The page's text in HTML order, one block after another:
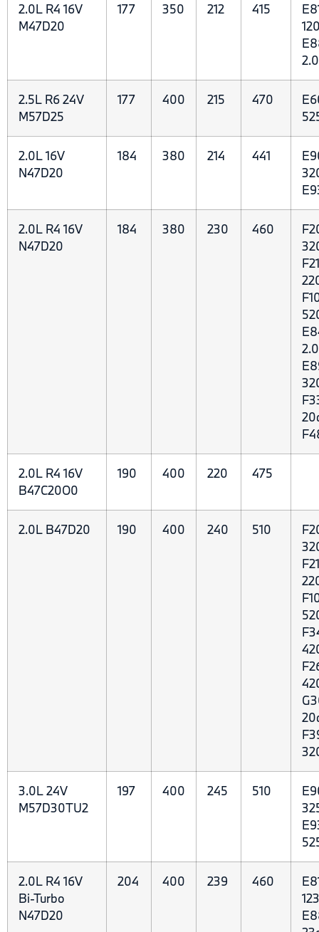
2.0L R4 16V
M47D20
177 350 212 415
2.5L R6 24V
M57D25
177 400 215 470
2.0L 16V
N47D20
184 380 214 441
2.0L R4 16V
N47D20
184 380 230 460
2.0L R4 16V
B47C20O0
190 400 220 475
2.0L B47D20 190 400 240 510
3.0L 24V
M57D30TU2
197 400 245 510
2.0L R4 16V
Bi-Turbo
N47D20
204 400 239 460